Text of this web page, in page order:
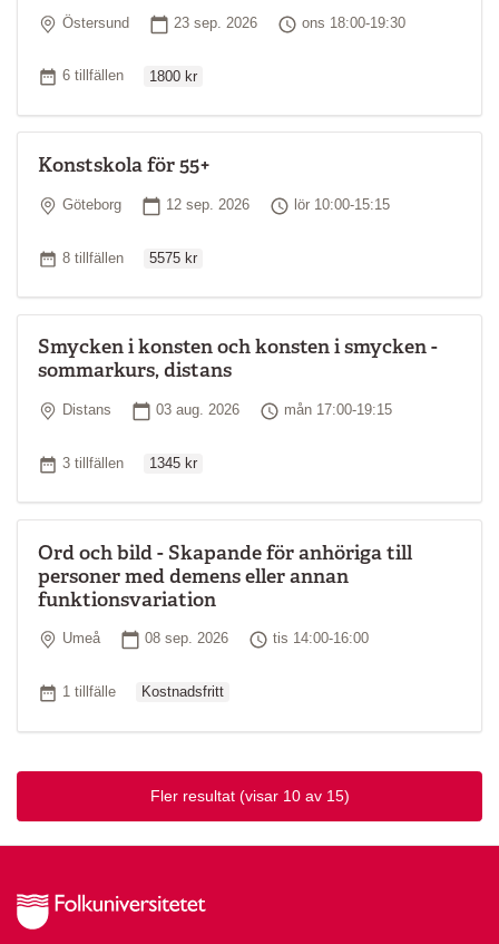
Plats
Östersund Startdatum
23 sep. 2026 Tid
ons 18:00-19:30
Antal tillfällen
6 tillfällen 1800 kr
Konstskola för 55+
Plats
Göteborg Startdatum
12 sep. 2026 Tid
lör 10:00-15:15
Antal tillfällen
8 tillfällen 5575 kr
Smycken i konsten och konsten i smycken -
sommarkurs, distans
Plats
Distans Startdatum
03 aug. 2026 Tid
mån 17:00-19:15
Antal tillfällen
3 tillfällen 1345 kr
Ord och bild - Skapande för anhöriga till
personer med demens eller annan
funktionsvariation
Plats
Umeå Startdatum
08 sep. 2026 Tid
tis 14:00-16:00
Antal tillfällen
1 tillfälle Kostnadsfritt
Fler resultat (visar 10 av 15)